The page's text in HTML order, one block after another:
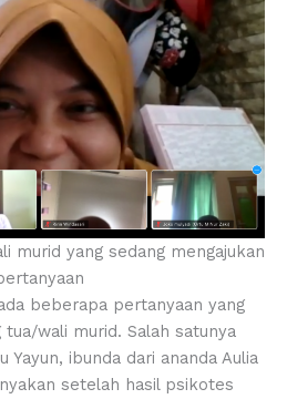
murid yang sedang mengajukan
beberapa pertanyaan yang
wali murid. Salah satunya
Yayun, ibunda dari ananda Aulia
setelah hasil psikotes